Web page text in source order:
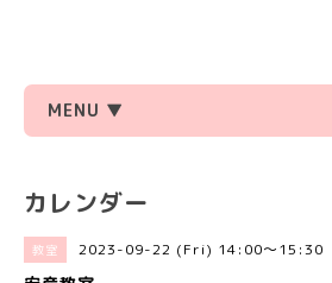
MENU ▼
カレンダー
教室 2023-09-22 (Fri) 14:00～15:30